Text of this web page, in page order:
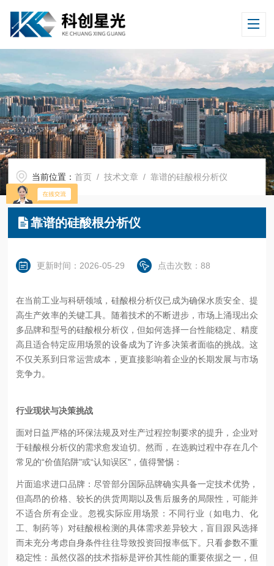
当前位置：首页 /技术文章 / 靠谱的硅酸根分析仪
靠谱的硅酸根分析仪
更新时间：2026-05-29 点击次数：88
在当前工业与科研领域，硅酸根分析仪已成为确保水质安全、提
高生产效率的关键工具。随着技术的不断进步，市场上涌现出众
多品牌和型号的硅酸根分析仪，但如何选择一台性能稳定、精度
高且适合特定应用场景的设备成为了许多决策者面临的挑战。这
不仅关系到日常运营成本，更直接影响着企业的长期发展与市场
竞争力。
行业现状与决策挑战
面对日益严格的环保法规及对生产过程控制要求的提升，企业对
于硅酸根分析仪的需求愈发迫切。然而，在选购过程中存在几个
常见的“价值陷阱"或“认知误区"，值得警惕：
片面追求进口品牌：尽管部分国际品牌确实具备一定技术优势，
但高昂的价格、较长的供货周期以及售后服务的局限性，可能并
不适合所有企业。 忽视实际应用场景：不同行业（如电力、化
工、制药等）对硅酸根检测的具体需求差异较大，盲目跟风选择
而未充分考虑自身条件往往导致投资回报率低下。
只看参数不重
稳定性：虽然仪器的技术指标是评价其性能的重要依据之一，但